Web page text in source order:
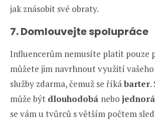
jak znásobit své obraty.
7. Domlouvejte spolupráce
Influencerům nemusíte platit pouze
můžete jim navrhnout využití
služby zdarma, čemuž se říkábarter.
může být dlouhodobá nebo
se vám u tvůrců s větším počtem